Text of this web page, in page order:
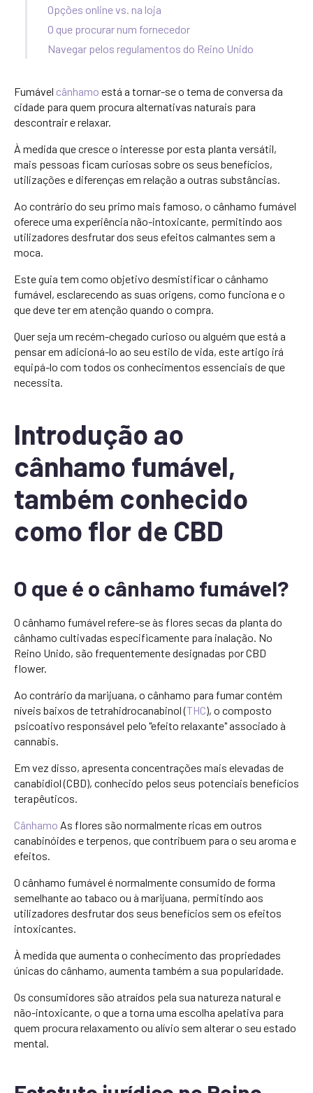
Opções online vs. na loja
O que procurar num fornecedor
Navegar pelos regulamentos do Reino Unido
Fumável cânhamo está a tornar-se o tema de conversa da
cidade para quem procura alternativas naturais para
descontrair e relaxar.
À medida que cresce o interesse por esta planta versátil,
mais pessoas ficam curiosas sobre os seus benefícios,
utilizações e diferenças em relação a outras substâncias.
Ao contrário do seu primo mais famoso, o cânhamo fumável
oferece uma experiência não-intoxicante, permitindo aos
utilizadores desfrutar dos seus efeitos calmantes sem a
moca.
Este guia tem como objetivo desmistificar o cânhamo
fumável, esclarecendo as suas origens, como funciona e o
que deve ter em atenção quando o compra.
Quer seja um recém-chegado curioso ou alguém que está a
pensar em adicioná-lo ao seu estilo de vida, este artigo irá
equipá-lo com todos os conhecimentos essenciais de que
necessita.
Introdução ao
cânhamo fumável,
também conhecido
como flor de CBD
O que é o cânhamo fumável?
O cânhamo fumável refere-se às flores secas da planta do
cânhamo cultivadas especificamente para inalação. No
Reino Unido, são frequentemente designadas por CBD
flower.
Ao contrário da marijuana, o cânhamo para fumar contém
níveis baixos de tetrahidrocanabinol (THC), o composto
psicoativo responsável pelo "efeito relaxante" associado à
cannabis.
Em vez disso, apresenta concentrações mais elevadas de
canabidiol (CBD), conhecido pelos seus potenciais benefícios
terapêuticos.
Cânhamo As flores são normalmente ricas em outros
canabinóides e terpenos, que contribuem para o seu aroma e
efeitos.
O cânhamo fumável é normalmente consumido de forma
semelhante ao tabaco ou à marijuana, permitindo aos
utilizadores desfrutar dos seus benefícios sem os efeitos
intoxicantes.
À medida que aumenta o conhecimento das propriedades
únicas do cânhamo, aumenta também a sua popularidade.
Os consumidores são atraídos pela sua natureza natural e
não-intoxicante, o que a torna uma escolha apelativa para
quem procura relaxamento ou alívio sem alterar o seu estado
mental.